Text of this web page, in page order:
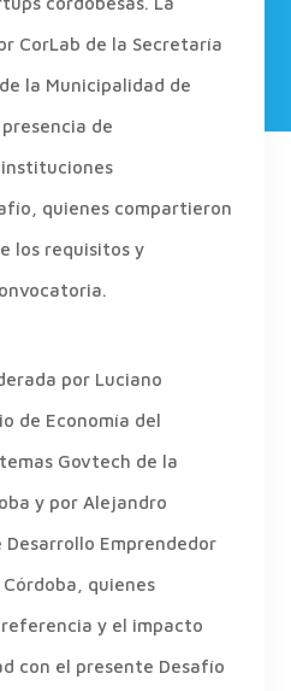
CorLab de la Secretaría
la Municipalidad de
de
quienes compartieron
los requisitos y
por Luciano
de Economía del
Govtech de la
y por Alejandro
Emprendedor
quienes
y el impacto
con el presente Desafío